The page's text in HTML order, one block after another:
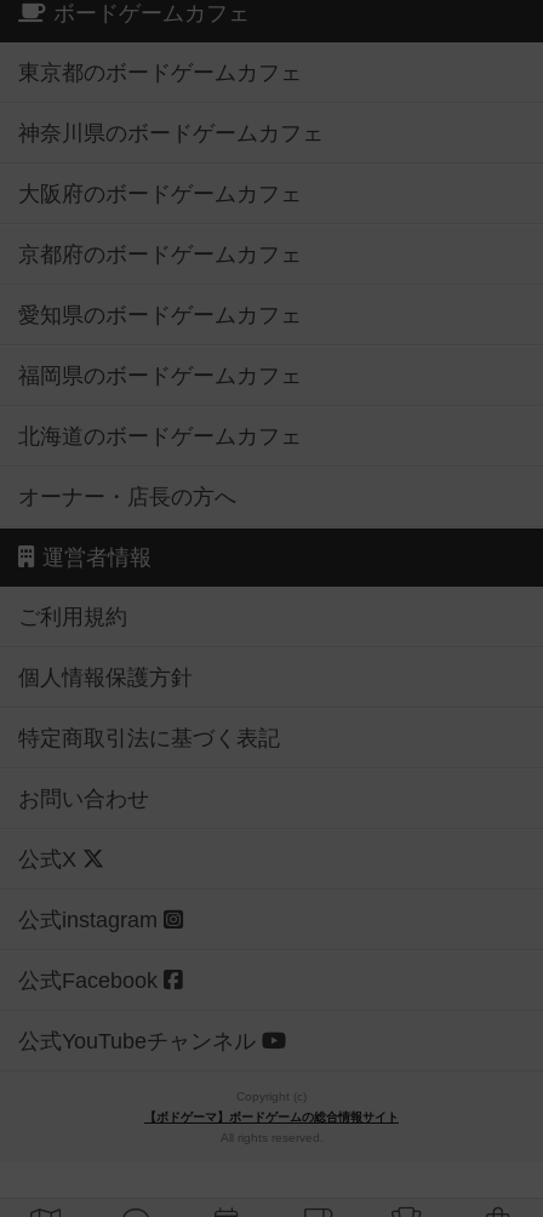
ボードゲームカフェ
東京都のボードゲームカフェ
神奈川県のボードゲームカフェ
大阪府のボードゲームカフェ
京都府のボードゲームカフェ
愛知県のボードゲームカフェ
福岡県のボードゲームカフェ
北海道のボードゲームカフェ
オーナー・店長の方へ
運営者情報
ご利用規約
個人情報保護方針
特定商取引法に基づく表記
お問い合わせ
公式X
公式instagram
公式Facebook
公式YouTubeチャンネル
Copyright (c)
【ボドゲーマ】ボードゲームの総合情報サイト
All rights reserved.